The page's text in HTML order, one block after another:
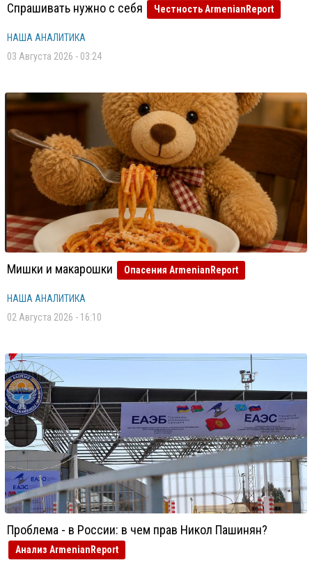
Спрашивать нужно с себя Честность ArmenianReport
НАША АНАЛИТИКА
03 Августа 2026 - 03:24
Мишки и макарошки Опасения ArmenianReport
НАША АНАЛИТИКА
02 Августа 2026 - 16:10
Проблема - в России: в чем прав Никол Пашинян?
Анализ ArmenianReport